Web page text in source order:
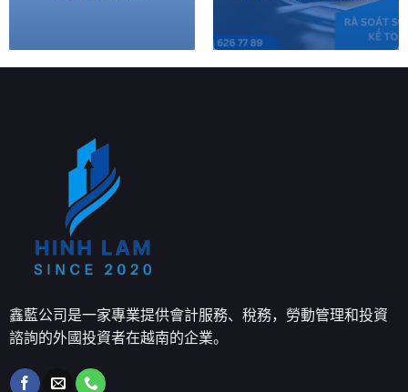
鑫藍公司是一家專業提供會計服務、稅務，勞動管理和投資
諮詢的外國投資者在越南的企業。